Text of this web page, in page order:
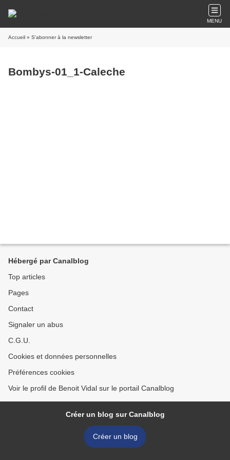
MENU
Accueil » S'abonner à la newsletter
Bombys-01_1-Caleche
Hébergé par Canalblog
Top articles
Pages
Contact
Signaler un abus
C.G.U.
Cookies et données personnelles
Préférences cookies
Voir le profil de Benoit Vidal sur le portail Canalblog
Créer un blog sur Canalblog
Créer un blog